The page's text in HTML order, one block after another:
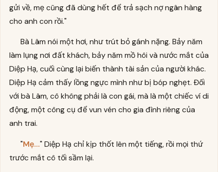
gửi về, mẹ cũng đã dùng hết để trả sạch nợ ngân hàng
cho anh con rồi."
Bà Lâm nói một hơi, như trút bỏ gánh nặng. Bảy năm
làm lụng nơi đất khách, bảy năm mồ hôi và nước mắt của
Diệp Hạ, cuối cùng lại biến thành tài sản của người khác.
Diệp Hạ cảm thấy lồng ngực mình như bị bóp nghẹt. Đối
với bà Lâm, cô không phải là con gái, mà là một chiếc ví di
động, một công cụ để vun vén cho gia đình riêng của
anh trai.
"Mẹ..." Diệp Hạ chỉ kịp thốt lên một tiếng, rồi mọi thứ
trước mắt cô tối sầm lại.